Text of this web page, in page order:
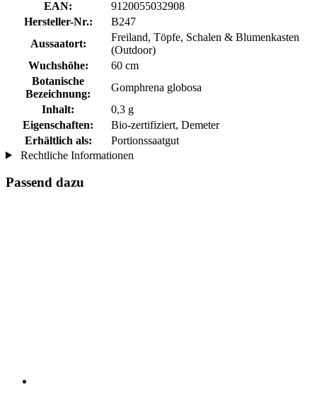
EAN:
9120055032908
Hersteller-Nr.:
B247
Aussaatort:
Freiland, Töpfe, Schalen & Blumenkasten
(Outdoor)
Wuchshöhe:
60 cm
Botanische
Bezeichnung:
Gomphrena globosa
Inhalt:
0,3 g
Eigenschaften:
Bio-zertifiziert, Demeter
Erhältlich als:
Portionssaatgut
Rechtliche Informationen
Passend dazu